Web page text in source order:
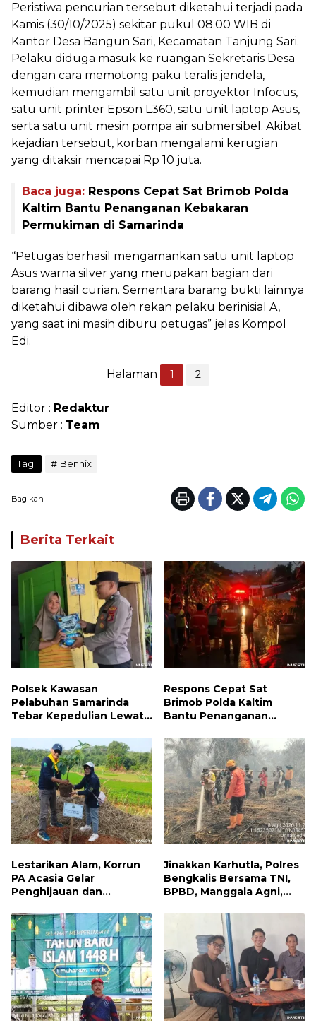
Peristiwa pencurian tersebut diketahui terjadi pada
Kamis (30/10/2025) sekitar pukul 08.00 WIB di
Kantor Desa Bangun Sari, Kecamatan Tanjung Sari.
Pelaku diduga masuk ke ruangan Sekretaris Desa
dengan cara memotong paku teralis jendela,
kemudian mengambil satu unit proyektor Infocus,
satu unit printer Epson L360, satu unit laptop Asus,
serta satu unit mesin pompa air submersibel. Akibat
kejadian tersebut, korban mengalami kerugian
yang ditaksir mencapai Rp 10 juta.
Baca juga: Respons Cepat Sat Brimob Polda
Kaltim Bantu Penanganan Kebakaran
Permukiman di Samarinda
“Petugas berhasil mengamankan satu unit laptop
Asus warna silver yang merupakan bagian dari
barang hasil curian. Sementara barang bukti lainnya
diketahui dibawa oleh rekan pelaku berinisial A,
yang saat ini masih diburu petugas” jelas Kompol
Edi.
Halaman 1 2
Editor : Redaktur
Sumber : Team
Tag: Bennix
Bagikan
Berita Terkait
Polsek Kawasan
Pelabuhan Samarinda
Tebar Kepedulian Lewat
Sungai Dama Terima
Bantuan Sosial
Respons Cepat Sat
Brimob Polda Kaltim
Bantu Penanganan
Samarinda
Lestarikan Alam, Korrun
PA Acasia Gelar
Penghijauan dan
Wujudkan Kepedulian
Lingkungan
Jinakkan Karhutla, Polres
Bengkalis Bersama TNI,
BPBD, Manggala Agni,
Berjibaku di Siak Kecil
dan Mandau